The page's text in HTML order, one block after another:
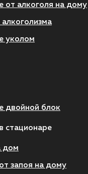
от алкоголя на дому
уколом
двойной блок
стационаре
дом
запоя на дому